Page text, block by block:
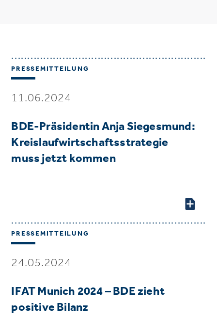
PRESSEMITTEILUNG
11.06.2024
BDE-Präsidentin Anja Siegesmund:
Kreislaufwirtschaftsstrategie
muss jetzt kommen
PRESSEMITTEILUNG
24.05.2024
IFAT Munich 2024 – BDE zieht
positive Bilanz